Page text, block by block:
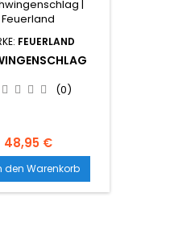
FEUERLAND
(0)
48,95 €
den Warenkorb